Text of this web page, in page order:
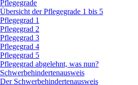
Pflegegrade
Übersicht der Pflegegrade 1 bis 5
Pflegegrad 1
Pflegegrad 2
Pflegegrad 3
Pflegegrad 4
Pflegegrad 5
Pflegegrad abgelehnt, was nun?
Schwerbehindertenausweis
Der Schwerbehindertenausweis